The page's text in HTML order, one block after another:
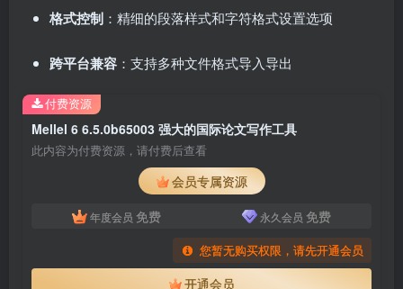
格式控制 ：精细的段落样式和字符格式设置选项
跨平台兼容 ：支持多种文件格式导入导出
Mellel 6 6.5.0b65003 强大的国际论文写作工具
此内容为付费资源，请付费后查看
会员专属资源
年度会员 免费 永久会员 免费
您暂无购买权限，请先开通会员
开通会员
付费资源